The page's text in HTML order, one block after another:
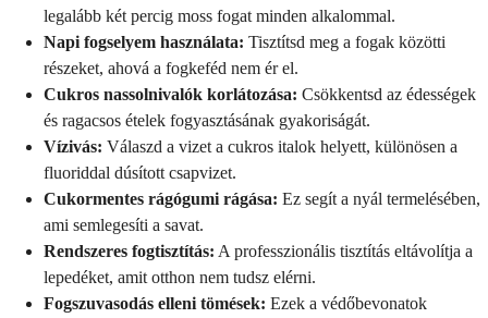
legalább két percig moss fogat minden alkalommal.
Napi fogselyem használata: Tisztítsd meg a fogak közötti
részeket, ahová a fogkeféd nem ér el.
Cukros nassolnivalók korlátozása: Csökkentsd az édességek
és ragacsos ételek fogyasztásának gyakoriságát.
Vízivás: Válaszd a vizet a cukros italok helyett, különösen a
fluoriddal dúsított csapvizet.
Cukormentes rágógumi rágása: Ez segít a nyál termelésében,
ami semlegesíti a savat.
Rendszeres fogtisztítás: A professzionális tisztítás eltávolítja a
lepedéket, amit otthon nem tudsz elérni.
Fogszuvasodás elleni tömések: Ezek a védőbevonatok